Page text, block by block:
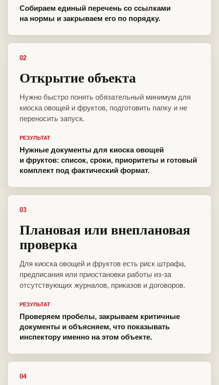
Собираем единый перечень со ссылками
на нормы и закрываем его по порядку.
02
Открытие объекта
Нужно быстро понять обязательный минимум для
киоска овощей и фруктов, подготовить папку и не
переносить запуск.
РЕЗУЛЬТАТ
Нужные документы для киоска овощей
и фруктов: список, сроки, приоритеты и готовый
комплект под фактический формат.
03
Плановая или внеплановая
проверка
Для киоска овощей и фруктов есть риск штрафа,
предписания или приостановки работы из-за
отсутствующих журналов, приказов и договоров.
РЕЗУЛЬТАТ
Проверяем пробелы, закрываем критичные
документы и объясняем, что показывать
инспектору именно на этом объекте.
04